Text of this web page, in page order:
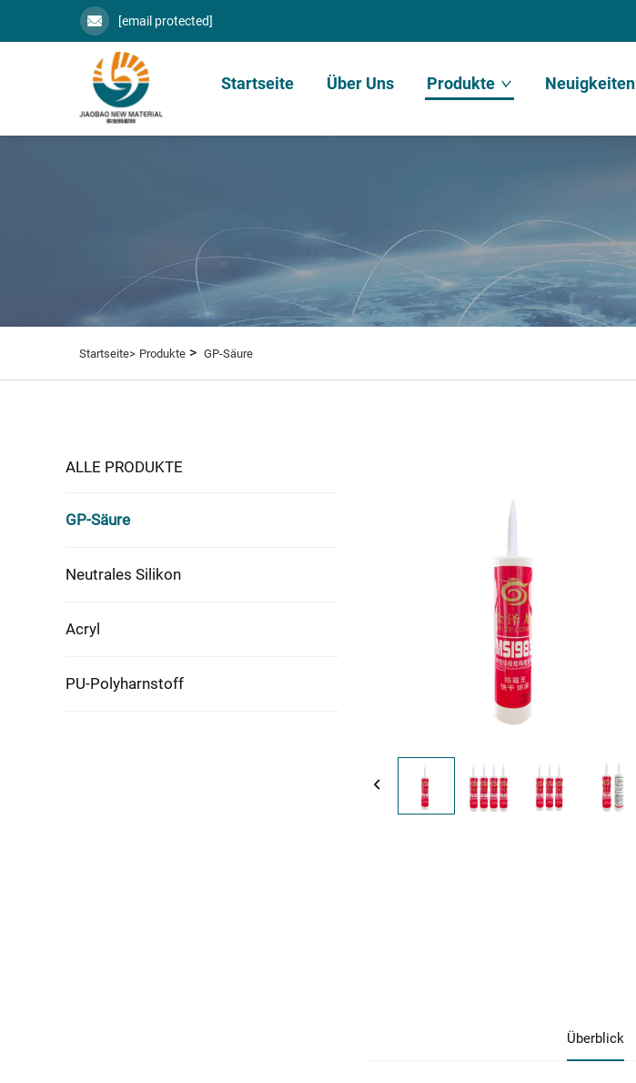
[email protected]
Startseite Über Uns Produkte Neuigkeiten
Startseite> Produkte > GP-Säure
ALLE PRODUKTE
GP-Säure
Neutrales Silikon
Acryl
PU-Polyharnstoff
Überblick